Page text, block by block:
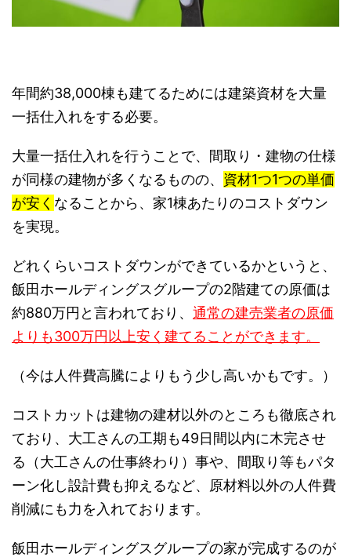
年間約38,000棟も建てるためには建築資材を大量
一括仕入れをする必要。
大量一括仕入れを行うことで、間取り・建物の仕様
が同様の建物が多くなるものの、 資材1つ1つの単価
が安く なることから、家1棟あたりのコストダウン
を実現。
どれくらいコストダウンができているかというと、
飯田ホールディングスグループの2階建ての原価は
約880万円と言われており、 通常の建売業者の原価
よりも300万円以上安く建てることができます。
（今は人件費高騰によりもう少し高いかもです。）
コストカットは建物の建材以外のところも徹底され
ており、大工さんの工期も49日間以内に木完させ
る（大工さんの仕事終わり）事や、間取り等もパタ
ーン化し設計費も抑えるなど、原材料以外の人件費
削減にも力を入れております。
飯田ホールディングスグループの家が完成するのが